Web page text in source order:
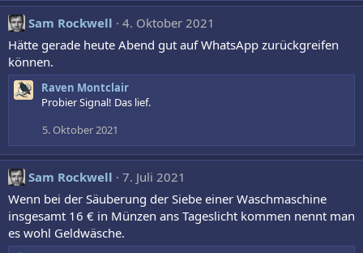
a
k
t
i
n
:
Sam Rockwell
4. Oktober 2021
Hätte gerade heute Abend gut auf WhatsApp zurückgreifen
können.
Raven Montclair
Probier Signal! Das lief.
5. Oktober 2021
Sam Rockwell
7. Juli 2021
Wenn bei der Säuberung der Siebe einer Waschmaschine
insgesamt 16 € in Münzen ans Tageslicht kommen nennt man
es wohl Geldwäsche.